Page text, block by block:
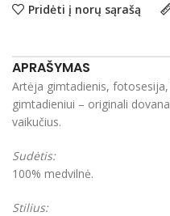
Pridėti į norų sąrašą
APRAŠYMAS
Artėja gimtadienis,
gimtadieniui – originali
vaikučius.
Sudėtis:
100% medvilnė.
Stilius: